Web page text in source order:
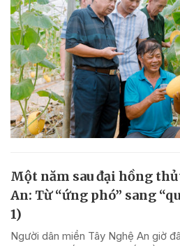
Một năm sau đại hồng
An: Từ “ứng phó” sang
1)
Người dân miền Tây Nghệ An giờ